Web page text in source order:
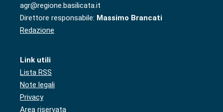
agr@regione.basilicata.it
Direttore responsabile: Massimo Brancati
Redazione
Link utili
Lista RSS
Note legali
Privacy
Area riservata